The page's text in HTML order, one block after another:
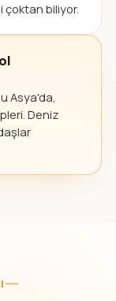
çoktan biliyor.
Asya'da,
Deniz